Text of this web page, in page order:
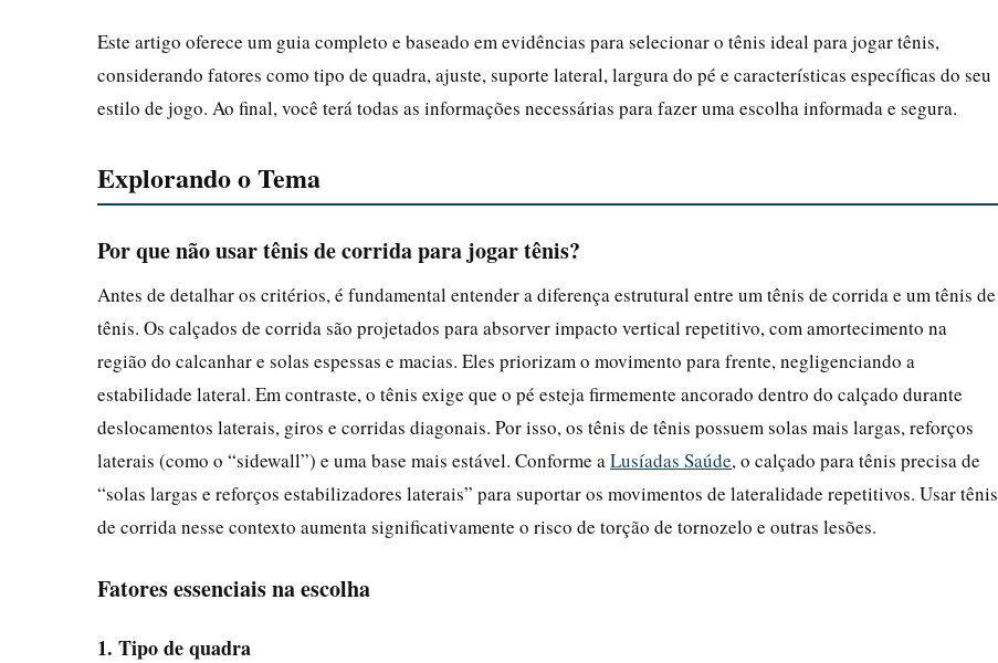
Este artigo oferece um guia completo e baseado em evidências para selecionar o tênis ideal para jogar tênis,
considerando fatores como tipo de quadra, ajuste, suporte lateral, largura do pé e características específicas do seu
estilo de jogo. Ao final, você terá todas as informações necessárias para fazer uma escolha informada e segura.
Explorando o Tema
Por que não usar tênis de corrida para jogar tênis?
Antes de detalhar os critérios, é fundamental entender a diferença estrutural entre um tênis de corrida e um tênis de
tênis. Os calçados de corrida são projetados para absorver impacto vertical repetitivo, com amortecimento na
região do calcanhar e solas espessas e macias. Eles priorizam o movimento para frente, negligenciando a
estabilidade lateral. Em contraste, o tênis exige que o pé esteja firmemente ancorado dentro do calçado durante
deslocamentos laterais, giros e corridas diagonais. Por isso, os tênis de tênis possuem solas mais largas, reforços
laterais (como o “sidewall”) e uma base mais estável. Conforme a Lusíadas Saúde, o calçado para tênis precisa de
“solas largas e reforços estabilizadores laterais” para suportar os movimentos de lateralidade repetitivos. Usar tênis
de corrida nesse contexto aumenta significativamente o risco de torção de tornozelo e outras lesões.
Fatores essenciais na escolha
1. Tipo de quadra